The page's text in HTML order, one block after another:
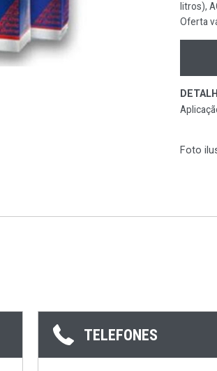
litros),
Oferta
Foto
TELEFONES